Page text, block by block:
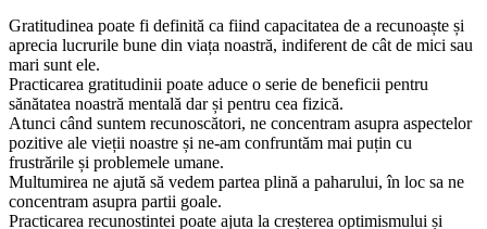
Gratitudinea poate fi definită ca fiind capacitatea de a recunoaște și
aprecia lucrurile bune din viața noastră, indiferent de cât de mici sau
mari sunt ele.
Practicarea gratitudinii poate aduce o serie de beneficii pentru
sănătatea noastră mentală dar și pentru cea fizică.
Atunci când suntem recunoscători, ne concentram asupra aspectelor
pozitive ale vieții noastre și ne-am confruntăm mai puțin cu
frustrările și problemele umane.
Multumirea ne ajută să vedem partea plină a paharului, în loc sa ne
concentram asupra partii goale.
Practicarea recunostintei poate ajuta la creșterea optimismului și